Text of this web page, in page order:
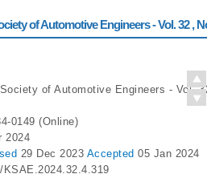
of Automotive Engineers - Vol. 32 ,
of Automotive Engineers - Vol.
0149 (Online)
2024
29 Dec 2023 Accepted 05 Jan 2024